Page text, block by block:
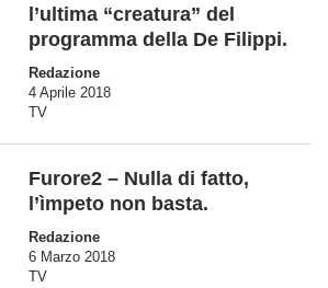
l’ultima “creatura” del
programma della De Filippi.
Redazione
4 Aprile 2018
TV
Furore2 – Nulla di fatto,
l’ìmpeto non basta.
Redazione
6 Marzo 2018
TV